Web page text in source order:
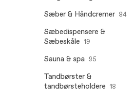
Sæber & Håndcremer 84
Sæbedispensere &
Sæbeskåle 19
Sauna & spa 95
Tandbørster &
tandbørsteholdere 18